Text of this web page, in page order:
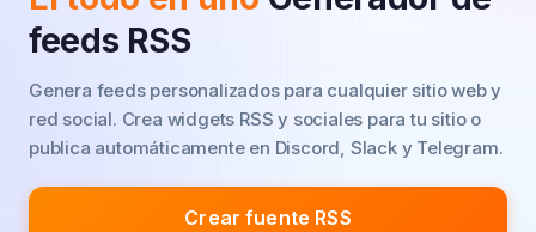
feeds RSS
Genera feeds personalizados para cualquier sitio web y
red social. Crea widgets RSS y sociales para tu sitio o
publica automáticamente en Discord, Slack y Telegram.
Crear fuente RSS